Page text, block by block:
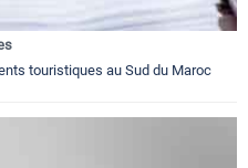
touristiques au Sud du Maroc